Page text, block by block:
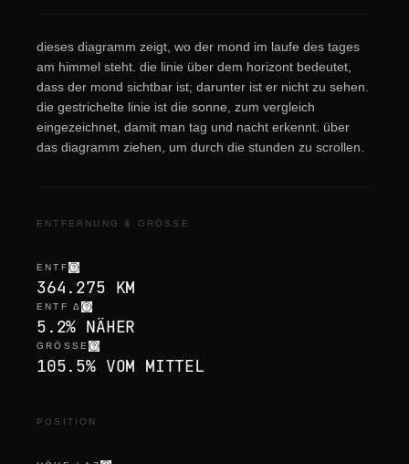
dieses diagramm zeigt, wo der mond im laufe des tages
am himmel steht. die linie über dem horizont bedeutet,
dass der mond sichtbar ist; darunter ist er nicht zu sehen.
die gestrichelte linie ist die sonne, zum vergleich
eingezeichnet, damit man tag und nacht erkennt. über
das diagramm ziehen, um durch die stunden zu scrollen.
ENTFERNUNG & GRÖSSE
ENTF
364.275 KM
ENTF Δ
5.2% NÄHER
GRÖSSE
105.5% VOM MITTEL
POSITION